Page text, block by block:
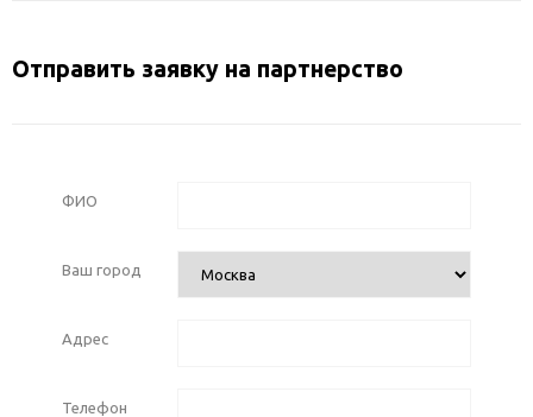
Отправить заявку на партнерство
ФИО
Ваш город
Адрес
Телефон